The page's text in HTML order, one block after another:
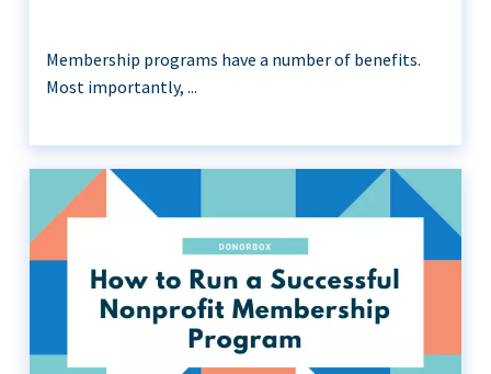
Membership programs have a number of benefits.
Most importantly, ...